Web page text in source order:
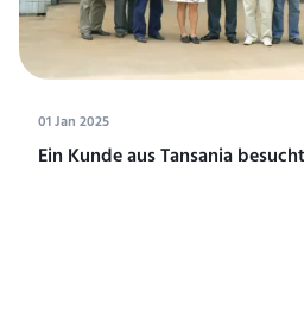
01 Jan 2025
Ein Kunde aus Tansania